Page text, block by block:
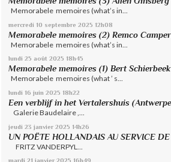
Memorabele memoires (what’s in...
mercredi 10 septembre 2025 12h08
Memorabele memoires (2) Remco
Memorabele memoires (what’s in...
lundi 25 août 2025 18h45
Memorabele memoires (1) Bert Schierbeek
Memorabele memoires (what ’ s...
lundi 16 juin 2025 18h22
Een verblijf in het Vertalershuis
Galerie Baudelaire ,...
jeudi 23 janvier 2025 14h26
UN POËTE HOLLANDAIS AU SERVICE
FRITZ VANDERPYL...
mardi 21 janvier 2025 16h49